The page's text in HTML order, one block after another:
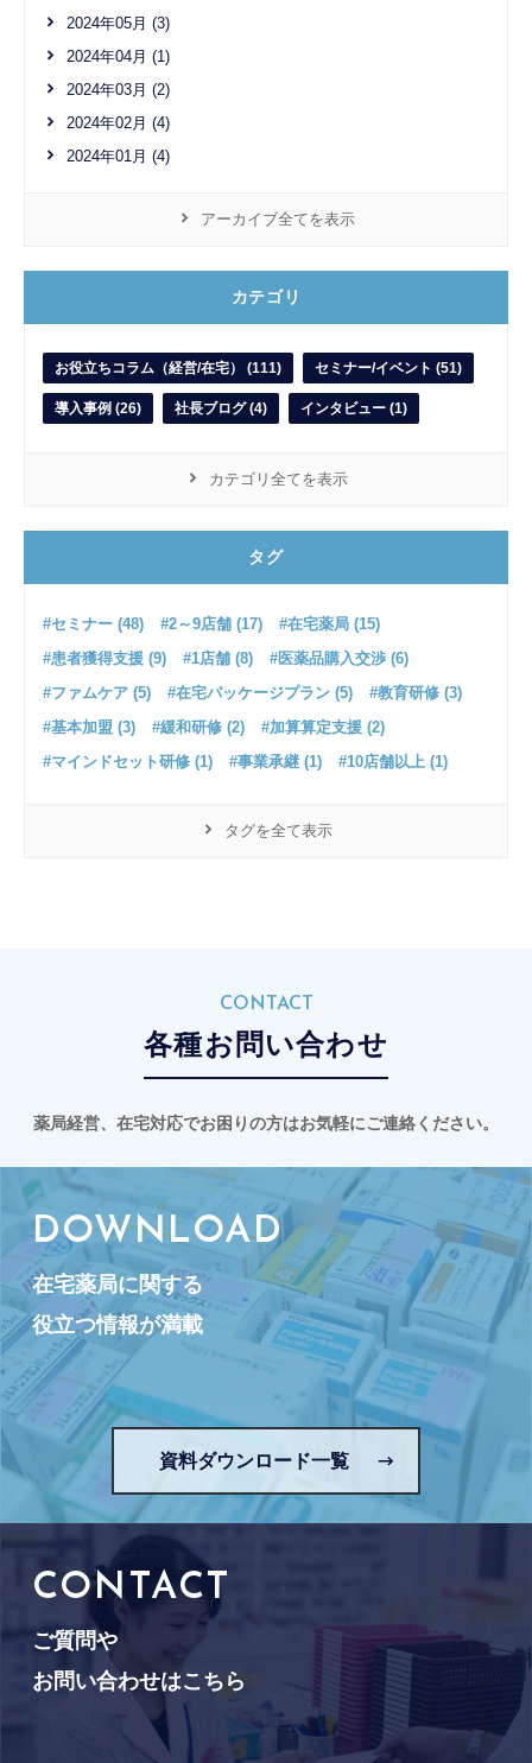
2024年05月 (3)
2024年04月 (1)
2024年03月 (2)
2024年02月 (4)
2024年01月 (4)
アーカイブ全てを表示
カテゴリ
お役立ちコラム（経営/在宅） (111) セミナー/イベント (51)
導入事例 (26) 社長ブログ (4) インタビュー (1)
カテゴリ全てを表示
タグ
#セミナー (48) #2～9店舗 (17)
#在宅薬局 (15)
#患者獲得支援 (9)
#1店舗 (8)
#医薬品購入交渉 (6)
#ファムケア (5)
#在宅パッケージプラン (5)
#教育研修 (3)
#基本加盟 (3)
#緩和研修 (2)
#加算算定支援 (2)
#マインドセット研修 (1)
#事業承継 (1) #10店舗以上 (1)
タグを全て表示
CONTACT
各種お問い合わせ
薬局経営、在宅対応でお困りの方はお気軽にご連絡ください。
DOWNLOAD
在宅薬局に関する
役立つ情報が満載
資料ダウンロード一覧
CONTACT
ご質問や
お問い合わせはこちら